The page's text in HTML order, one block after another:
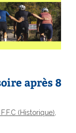
après 8
(Historique)